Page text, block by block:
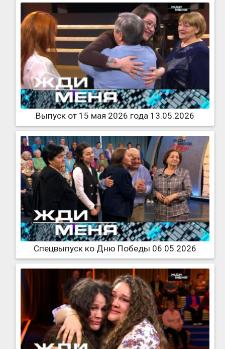
Выпуск от 15 мая 2026 года 13.05.2026
Спецвыпуск ко Дню Победы 06.05.2026